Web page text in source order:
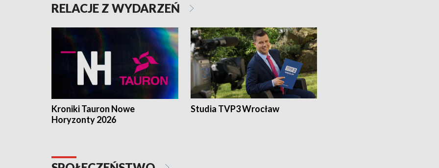
RELACJE Z WYDARZEŃ
Kroniki Tauron Nowe
Horyzonty 2026
Studia TVP3 Wrocław